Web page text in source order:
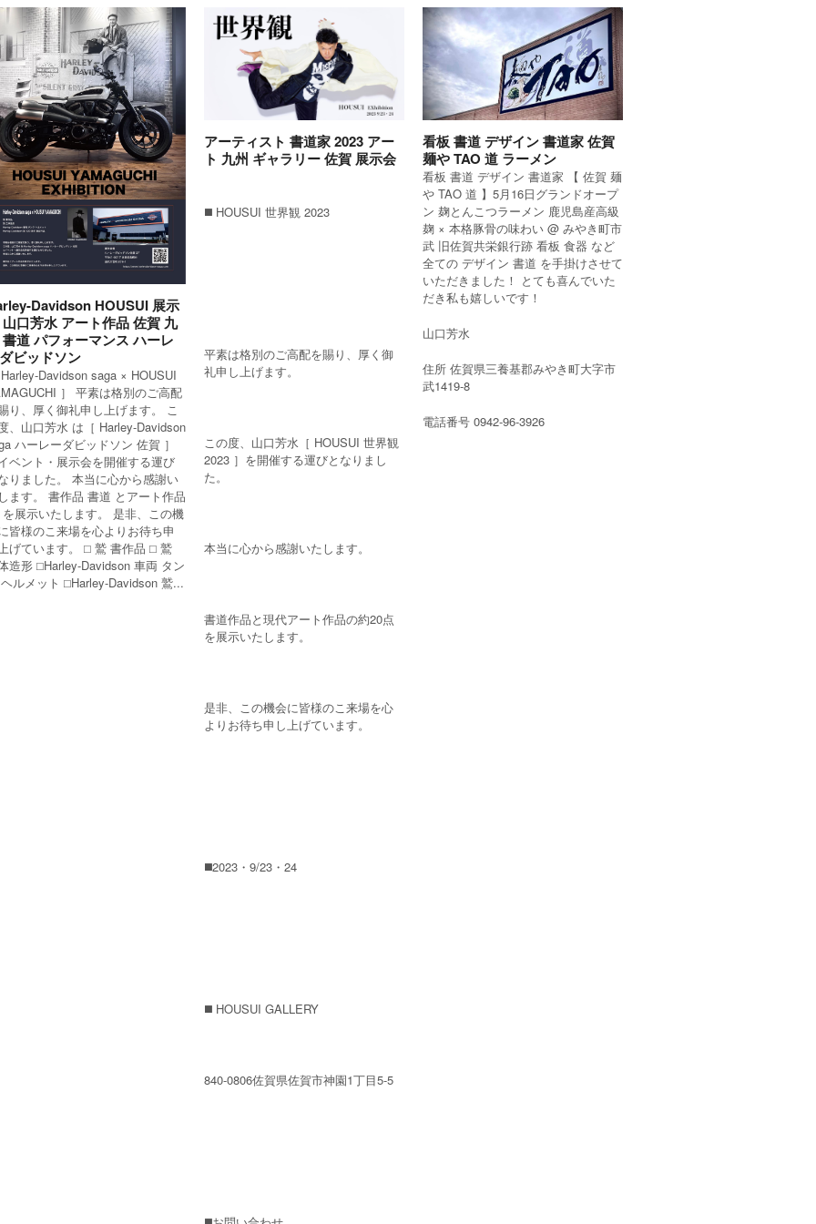
Davidson HOUSUI 展示
口芳水 アート作品 佐賀 九
道 パフォーマンス ハーレ
ビッドソン
Harley-Davidson saga × HOUSUI
］ 平素は格別のご高配
り、厚く御礼申し上げます。 こ
、山口芳水 は［ Harley-Davidson
ハーレーダビッドソン 佐賀 ］
ベント・展示会を開催する運び
りました。 本当に心から感謝い
ます。 書作品 書道 とアート作品
展示いたします。 是非、この機
皆様のこ来場を心よりお待ち申
げています。 ⬜︎ 鷲 書作品 ⬜︎ 鷲
造形 ⬜︎Harley-Davidson 車両 タン
ルメット ⬜︎Harley-Davidson 鷲...
アーティスト 書道家 2023 アー
ト 九州 ギャラリー 佐賀 展示会
◼️ HOUSUI 世界観 2023
平素は格別のご高配を賜り、厚く御
礼申し上げます。
この度、山口芳水［ HOUSUI 世界観
2023 ］を開催する運びとなりまし
た。
本当に心から感謝いたします。
書道作品と現代アート作品の約20点
を展示いたします。
是非、この機会に皆様のこ来場を心
よりお待ち申し上げています。
◼️2023・9/23・24
◼️ HOUSUI GALLERY
840-0806佐賀県佐賀市神園1丁目5-5
看板 書道 デザイン 書道家 佐賀
麺や TAO 道 ラーメン
看板 書道 デザイン 書道家 【 佐賀 麺
や TAO 道 】5月16日グランドオープ
ン 麹とんこつラーメン 鹿児島産高級
麹 × 本格豚骨の味わい @ みやき町市
武 旧佐賀共栄銀行跡 看板 食器 など
全ての デザイン 書道 を手掛けさせて
いただきました！ とても喜んでいた
だき私も嬉しいです！
山口芳水
住所 佐賀県三養基郡みやき町大字市
武1419-8
電話番号 0942-96-3926